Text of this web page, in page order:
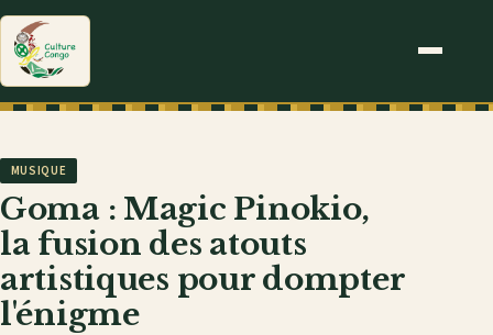
MUSIQUE
Goma : Magic Pinokio,
la fusion des atouts
artistiques pour dompter
l'énigme